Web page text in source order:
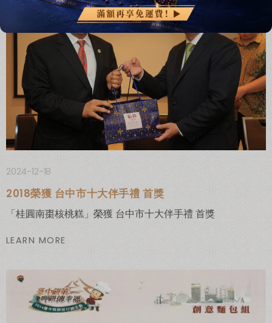
2024-12-18
2018榮獲 台中市十大伴手禮 首獎
「桂圓南棗核桃糕」榮獲 台中市十大伴手禮 首獎
LEARN MORE